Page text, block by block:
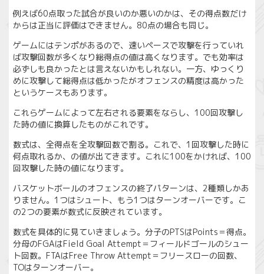
例えば60点取った試合が良いのか悪いのかは、その得点数だけ
からは正当に評価はできません。80点の場合も同じ。
ゲームにはテンポがあるので、速いペースで攻撃を行っていれ
ば攻撃回数が多くなり総得点の値は高くなります。でも効率は
必ずしも良かったとは言えないかもしれない。一方、ゆっくり
めに攻撃して総得点は低かったがオフェンスの精度は高かった
というケースもあります。
これらゲームによって左右される要素をならし、100回攻撃し
た時の値に換算したものがこれです。
数式は、全得点を全攻撃回数で割る。これで、1回攻撃した時に
何点取れるか、の値が出てきます。これに100をかければ、100
回攻撃した時の値になります。
バスケットボールのオフェンスの終了パターンは、2種類しかあ
りません。1つはシュート、もう1つはターンオーバーです。こ
の2つの要素が数式に反映されています。
数式を具体的に見ていきましょう。分子のPTSはPoints＝得点。
分母のFGAはField Goal Attempt＝フィールドゴールのシュー
ト回数。FTAはFree Throw Attempt＝フリースローの回数、
TOはターンオーバー。